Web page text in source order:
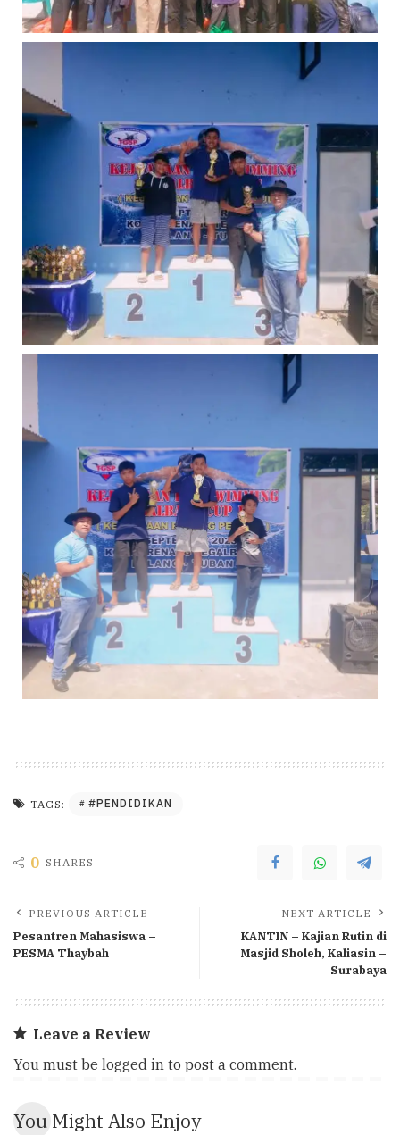
TAGS: #PENDIDIKAN
0 SHARES
PREVIOUS ARTICLE
Pesantren Mahasiswa –
PESMA Thaybah
NEXT ARTICLE
KANTIN – Kajian Rutin di
Masjid Sholeh, Kaliasin –
Surabaya
Leave a Review
You must be logged in to post a comment.
You Might Also Enjoy